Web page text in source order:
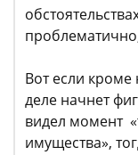
Вот если
деле начнет
видел момент
имущества»,